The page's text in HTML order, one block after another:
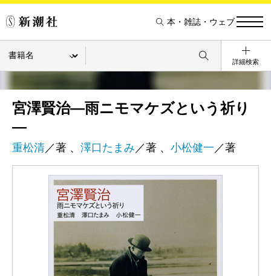
本・雑誌・ウェブ
詳細検索
宮澤賢治―雨ニモマケズという祈り
―
重松清／著 、 澤口たまみ ／著 、 小松健一 ／著